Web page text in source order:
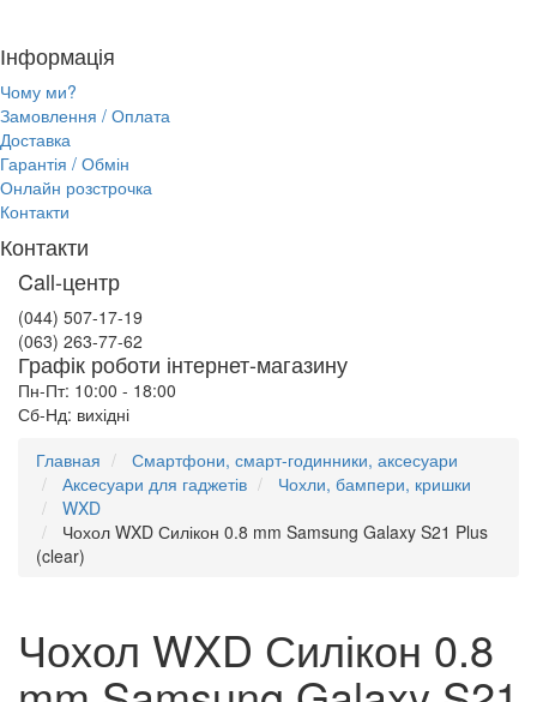
Інформація
Чому ми?
Замовлення / Оплата
Доставка
Гарантія / Обмін
Онлайн розстрочка
Контакти
Контакти
Call-центр
(044) 507-17-19
(063) 263-77-62
Графік роботи інтернет-магазину
Пн-Пт: 10:00 - 18:00
Сб-Нд: вихідні
Главная
Смартфони, смарт-годинники, аксесуари
Аксесуари для гаджетів
Чохли, бампери, кришки
WXD
Чохол WXD Силікон 0.8 mm Samsung Galaxy S21 Plus
(clear)
Чохол WXD Силікон 0.8